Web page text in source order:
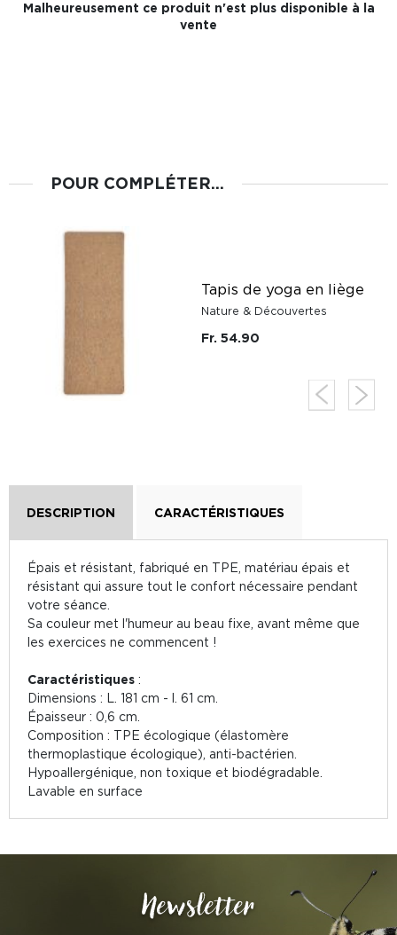
Malheureusement ce produit n'est plus disponible à la
vente
POUR COMPLÉTER...
Tapis de yoga en liège
Nature & Découvertes
Fr. 54.90
DESCRIPTION CARACTÉRISTIQUES
Épais et résistant, fabriqué en TPE, matériau épais et
résistant qui assure tout le confort nécessaire pendant
votre séance.
Sa couleur met l'humeur au beau fixe, avant même que
les exercices ne commencent !
Caractéristiques :
Dimensions : L. 181 cm - l. 61 cm.
Épaisseur : 0,6 cm.
Composition : TPE écologique (élastomère
thermoplastique écologique), anti-bactérien.
Hypoallergénique, non toxique et biodégradable.
Lavable en surface
Newsletter